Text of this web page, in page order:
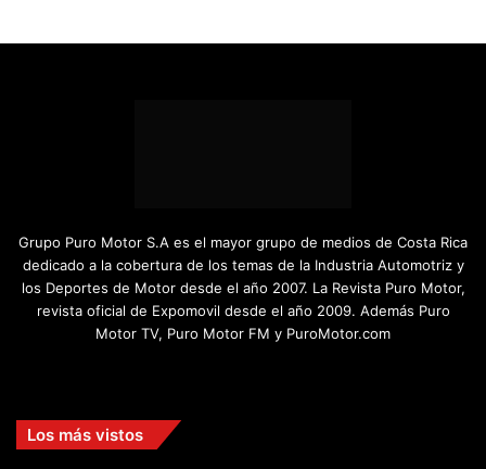
Grupo Puro Motor S.A es el mayor grupo de medios de Costa Rica
dedicado a la cobertura de los temas de la Industria Automotriz y
los Deportes de Motor desde el año 2007. La Revista Puro Motor,
revista oficial de Expomovil desde el año 2009. Además Puro
Motor TV, Puro Motor FM y PuroMotor.com
Los más vistos